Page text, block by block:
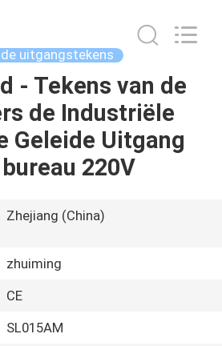
uitgangstekens
- Tekens van de
de Industriële
Geleide Uitgang
220V
Zhejiang (China)
zhuiming
CE
SL015AM